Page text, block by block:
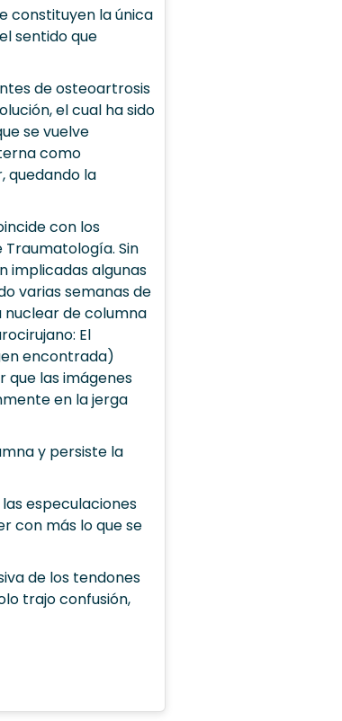
constituyen la única
sentido que
de osteoartrosis
el cual ha sido
se vuelve
como
quedando la
con los
Sin
implicadas algunas
varias semanas de
nuclear de columna
El
encontrada)
que las imágenes
en la jerga
y persiste la
especulaciones
con más lo que se
de los tendones
trajo confusión,